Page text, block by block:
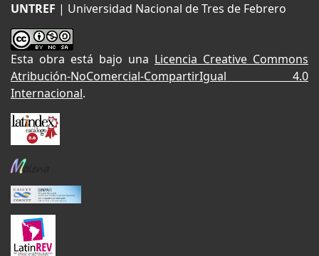
UNTREF | Universidad Nacional de Tres de Febrero
Esta obra está bajo una Licencia Creative Commons
Atribución-NoComercial-CompartirIgual 4.0
Internacional.